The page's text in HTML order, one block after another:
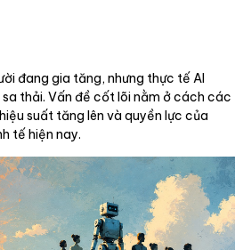
đang gia tăng, nhưng thực tế AI
thải. Vấn đề cốt lõi nằm ở cách các
suất tăng lên và quyền lực của
tế hiện nay.